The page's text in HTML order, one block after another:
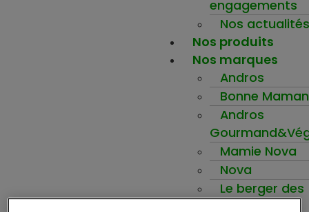
engagements
Nos actualités
Nos produits
Nos marques
Andros
Bonne Maman
Andros
Mamie Nova
Nova
Le berger des